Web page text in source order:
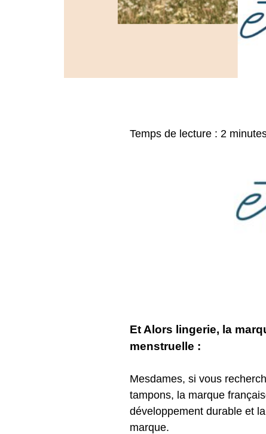
Temps de lecture : 2
Et Alors lingerie, la
menstruelle :
Mesdames, si vous
tampons, la marque
développement durable et
marque.